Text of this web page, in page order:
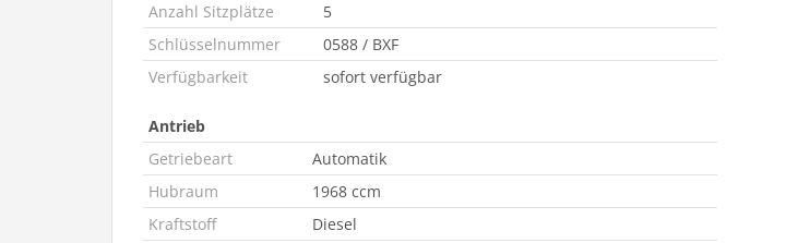
Anzahl Sitzplätze
5
Schlüsselnummer
0588 / BXF
Verfügbarkeit
sofort verfügbar
Antrieb
Getriebeart
Automatik
Hubraum
1968 ccm
Kraftstoff
Diesel